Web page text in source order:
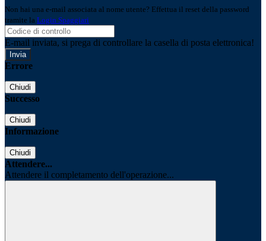
Non hai una e-mail associata al nome utente? Effettua il reset della password
tramite la Login Spaggiari
E-mail inviata, si prega di controllare la casella di posta elettronica!
Errore
Chiudi
Successo
Chiudi
Informazione
Chiudi
Attendere...
Attendere il completamento dell'operazione...